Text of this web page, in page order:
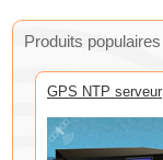
Produits populaires
GPS NTP serveur